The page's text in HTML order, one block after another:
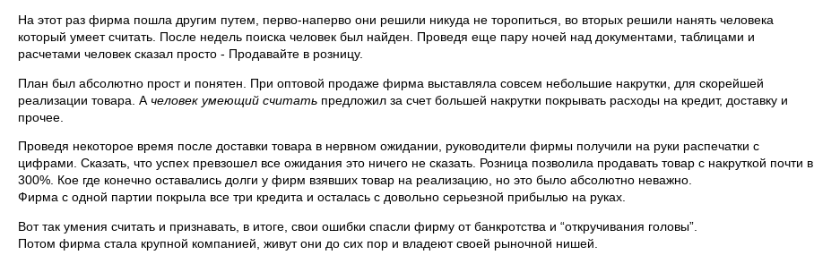
На этот раз фирма пошла другим путем, перво-наперво они решили никуда не торопиться, во вторых решили нанять человека
который умеет считать. После недель поиска человек был найден. Проведя еще пару ночей над документами, таблицами и
расчетами человек сказал просто - Продавайте в розницу.
План был абсолютно прост и понятен. При оптовой продаже фирма выставляла совсем небольшие накрутки, для скорейшей
реализации товара. А человек умеющий считать предложил за счет большей накрутки покрывать расходы на кредит, доставку и
прочее.
Проведя некоторое время после доставки товара в нервном ожидании, руководители фирмы получили на руки распечатки с
цифрами. Сказать, что успех превзошел все ожидания это ничего не сказать. Розница позволила продавать товар с накруткой почти в
300%. Кое где конечно оставались долги у фирм взявших товар на реализацию, но это было абсолютно неважно.
Фирма с одной партии покрыла все три кредита и осталась с довольно серьезной прибылью на руках.
Вот так умения считать и признавать, в итоге, свои ошибки спасли фирму от банкротства и “откручивания головы”.
Потом фирма стала крупной компанией, живут они до сих пор и владеют своей рыночной нишей.